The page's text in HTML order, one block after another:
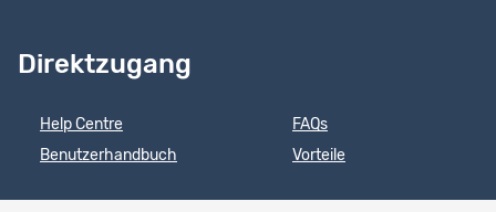
Direktzugang
Help Centre
Benutzerhandbuch
FAQs
Vorteile